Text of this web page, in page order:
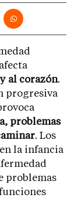
al corazón.
progresiva
problemas
. Los
la infancia
problemas